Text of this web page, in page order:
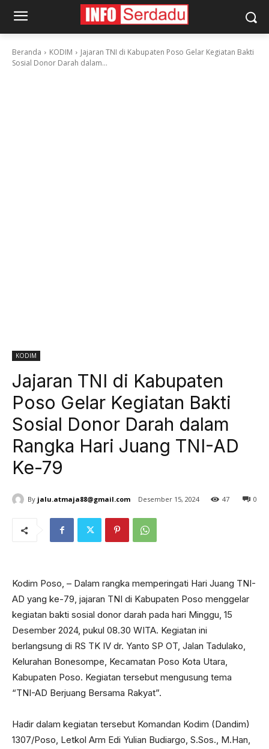
Beranda KODIM
Jajaran TNI di Kabupaten Poso Gelar Kegiatan Bakti
Sosial Donor Darah dalam...
KODIM
Jajaran TNI di Kabupaten
Poso Gelar Kegiatan Bakti
Sosial Donor Darah dalam
Rangka Hari Juang TNI-AD
Ke-79
By jalu.atmaja88@gmail.com Desember 15, 2024 0
47
Kodim Poso, – Dalam rangka memperingati Hari Juang TNI-
AD yang ke-79, jajaran TNI di Kabupaten Poso menggelar
kegiatan bakti sosial donor darah pada hari Minggu, 15
Desember 2024, pukul 08.30 WITA. Kegiatan ini
berlangsung di RS TK IV dr. Yanto SP OT, Jalan Tadulako,
Kelurahan Bonesompe, Kecamatan Poso Kota Utara,
Kabupaten Poso. Kegiatan tersebut mengusung tema
“TNI-AD Berjuang Bersama Rakyat”.
Hadir dalam kegiatan tersebut Komandan Kodim (Dandim)
1307/Poso, Letkol Arm Edi Yulian Budiargo, S.Sos., M.Han,